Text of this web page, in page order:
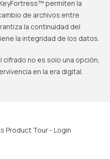
permiten la
de archivos entre
la continuidad del
la integridad de los datos.
cifrado no es solo una opción,
en la era digital.